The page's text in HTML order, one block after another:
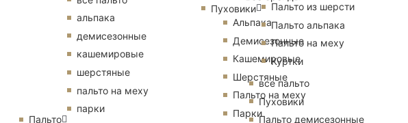
Альпака
Демисезонные
Кашемировые
Шерстяные
Пальто на меху
Парки
Пальто
альпака
демисезонные
кашемировые
шерстяные
пальто на меху
парки
Пуховики
Пальто из шерсти
Пальто альпака
Пальто на меху
Куртки
все пальто
Пуховики
Пальто демисезонные